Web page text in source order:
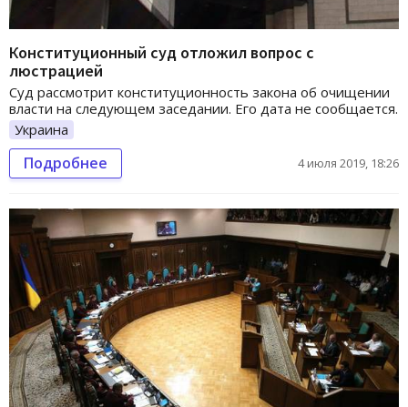
Конституционный суд отложил вопрос с
люстрацией
Суд рассмотрит конституционность закона об очищении
власти на следующем заседании. Его дата не сообщается.
Украина
Подробнее 4 июля 2019, 18:26